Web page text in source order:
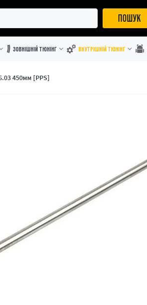
ПОШУК
ЗОВНІШНІЙ ТЮНІНГ ВНУТРІШНІЙ ТЮНІНГ
450мм [PPS]